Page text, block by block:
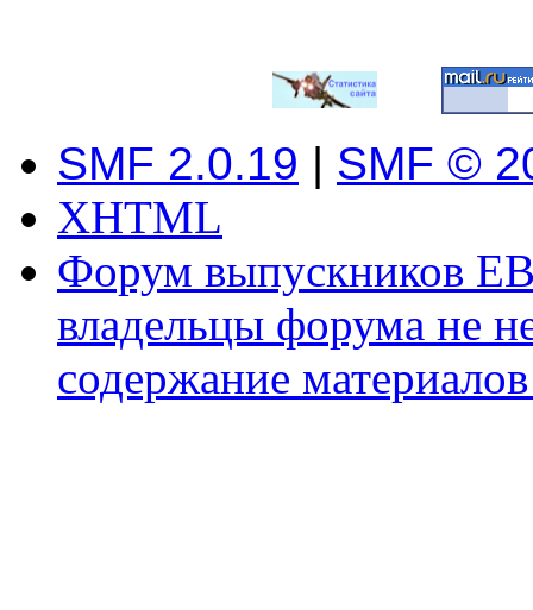
SMF 2.0.19 | SMF ©
XHTML
Форум выпускников
владельцы форума не
содержание